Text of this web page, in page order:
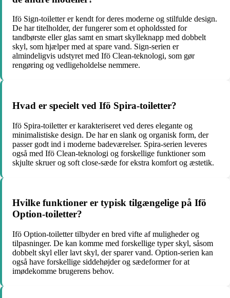
Ifö Sign-toiletter er kendt for deres moderne og stilfulde design.
De har titelholder, der fungerer som et opholdssted for
tandbørste eller glas samt en smart skylleknapp med dobbelt
skyl, som hjælper med at spare vand. Sign-serien er
almindeligvis udstyret med Ifö Clean-teknologi, som gør
rengøring og vedligeholdelse nemmere.
Hvad er specielt ved Ifö Spira-toiletter?
Ifö Spira-toiletter er karakteriseret ved deres elegante og
minimalistiske design. De har en slank og organisk form, der
passer godt ind i moderne badeværelser. Spira-serien leveres
også med Ifö Clean-teknologi og forskellige funktioner som
skjulte skruer og soft close-sæde for ekstra komfort og æstetik.
Hvilke funktioner er typisk tilgængelige på Ifö
Option-toiletter?
Ifö Option-toiletter tilbyder en bred vifte af muligheder og
tilpasninger. De kan komme med forskellige typer skyl, såsom
dobbelt skyl eller lavt skyl, der sparer vand. Option-serien kan
også have forskellige siddehøjder og sædeformer for at
imødekomme brugerens behov.